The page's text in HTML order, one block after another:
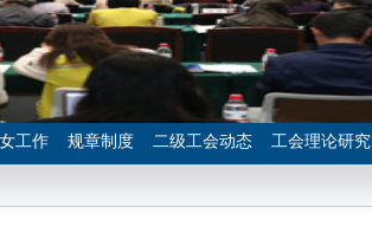
工作 规章制度 二级工会动态 工会理论研究